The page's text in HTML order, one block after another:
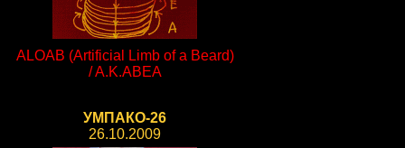
ALOAB (Artificial Limb of a Beard)
/ A.K.ABEA
УМПАКО-26
26.10.2009